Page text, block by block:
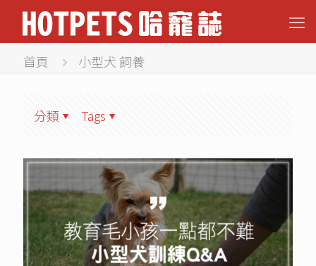
首頁 小型犬 飼養
分類 Tags